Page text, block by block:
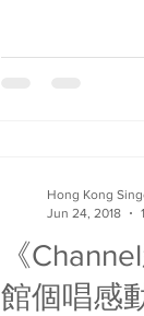
《
館個唱感
Hong Kong
Jun 24, 2018